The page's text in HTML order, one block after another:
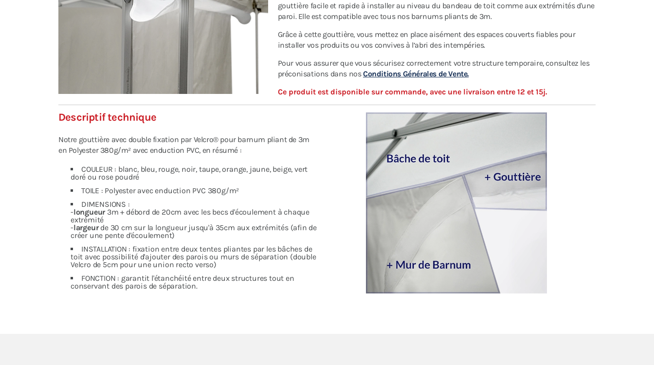
gouttière facile et rapide à installer au niveau du bandeau de toit comme aux extrémités d'une
paroi. Elle est compatible avec tous nos barnums pliants de 3m.
Grâce à cette gouttière, vous mettez en place aisément des espaces couverts fiables pour
installer vos produits ou vos convives à l’abri des intempéries.
Pour vous assurer que vous sécurisez correctement votre structure temporaire, consultez les
préconisations dans nosConditions Générales de Vente.
Ce produit est disponible sur commande, avec une livraison entre 12 et 15j.
Descriptif technique
Notre gouttière avec double fixation par Velcro® pour barnum pliant de 3m
en Polyester 380g/m² avec enduction PVC, en résumé :
COULEUR : blanc, bleu, rouge, noir, taupe, orange, jaune, beige, vert
doré ou rose poudré
TOILE : Polyester avec enduction PVC 380g/m²
DIMENSIONS :
-longueur3m + débord de 20cm avec les becs d'écoulement à chaque
extrémité
-largeurde 30 cm sur la longueur jusqu'à 35cm aux extrémités (afin de
créer une pente d'écoulement)
INSTALLATION : fixation entre deux tentes pliantes par les bâches de
toit avec possibilité d'ajouter des parois ou murs de séparation (double
Velcro de 5cm pour une union recto verso)
FONCTION : garantit l'étanchéité entre deux structures tout en
conservant des parois de séparation.